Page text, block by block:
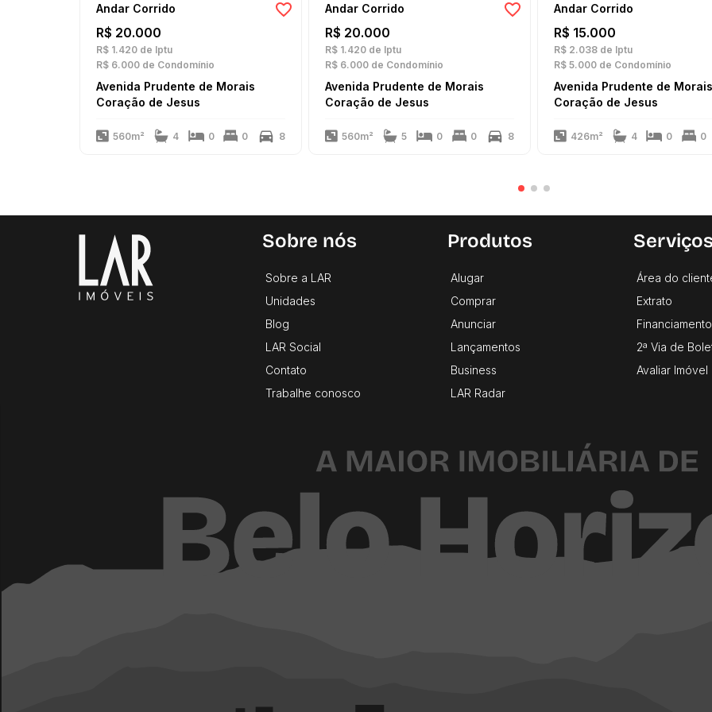
Andar Corrido
R$ 20.000
R$ 1.420 de Iptu
R$ 6.000 de Condomínio
Avenida Prudente de Morais
Coração de Jesus
560m² 4 0 0 8
Andar Corrido
R$ 20.000
R$ 1.420 de Iptu
R$ 6.000 de Condomínio
Avenida Prudente de Morais
Coração de Jesus
560m² 5 0 0 8
Andar Corrido
R$ 15.000
R$ 2.038 de Iptu
R$ 5.000 de Condomínio
Avenida Prudente de Morais
Coração de Jesus
426m² 4 0 0
Sobre nós
Sobre a LAR
Unidades
Blog
LAR Social
Contato
Trabalhe conosco
Produtos
Alugar
Comprar
Anunciar
Lançamentos
Business
LAR Radar
Serviços
Área do
Extrato
Financiamento
2ª Via de
Avaliar Imóvel